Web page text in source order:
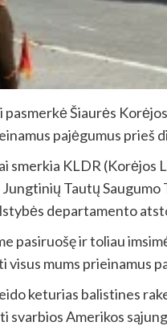
Šiaurės
pajėgumus prieš
smerkia KLDR
Tautų
departamento
pasiruošę ir toliau
visus mums prieinamus
keturias balistines
svarbios Amerikos